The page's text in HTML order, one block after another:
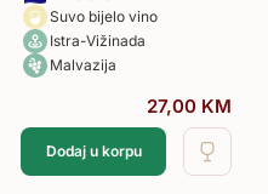
Suvo bijelo vino
Istra-Vižinada
Malvazija
27,00 KM
Dodaj u korpu